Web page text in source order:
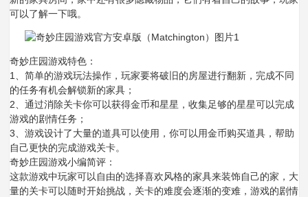
可以了解一下哦。
奇妙庄园游戏特色：
1、简单的游戏玩法操作，玩家要将破旧的房屋进行翻新，完成不同
的任务有机会解锁新的家具；
2、通过消除关卡你可以获得金币和星星，收集足够的星星可以完成
游戏的剧情任务；
3、游戏设计了大量的道具可以使用，你可以用金币购买道具，帮助
自己更快的完成游戏关卡。
奇妙庄园游戏小编简评：
这款游戏中玩家可以自由的选择喜欢风格的家具来装饰自己的家，大
量的关卡可以随时开始挑战，关卡的难度会逐渐的变难，游戏的剧情